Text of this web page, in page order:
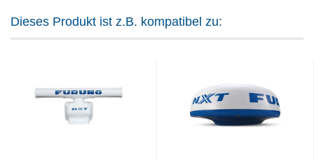
Dieses Produkt ist z.B. kompatibel zu: